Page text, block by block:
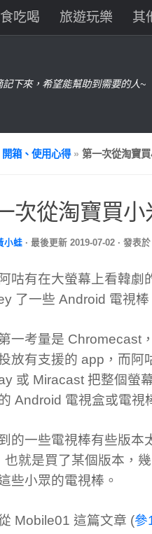
吃喝 旅遊玩樂 其
下來，希望能幫助到需要的人~
開箱、使用心得» 第一次從淘寶
次從淘寶買小
小蛙 · 最後更新 2019-07-02 · 發表於
咕有在大螢幕上看韓劇
了一些 Android 電視棒
一考量是 Chromecast
放有支援的 app，而阿
或 Miracast 把整個螢
Android 電視盒或電視
的一些電視棒有些版本
就是買了某個版本，
些小眾的電視棒。
Mobile01 這篇文章 (參